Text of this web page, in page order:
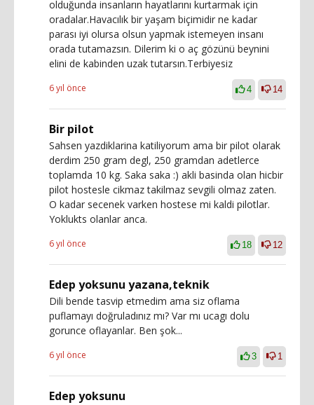
olduğunda insanların hayatlarını kurtarmak için
oradalar.Havacılık bir yaşam biçimidir ne kadar
parası iyi olursa olsun yapmak istemeyen insanı
orada tutamazsın. Dilerim ki o aç gözünü beynini
elini de kabinden uzak tutarsın.Terbiyesiz
6 yıl önce 4 14
Bir pilot
Sahsen yazdiklarina katiliyorum ama bir pilot olarak
derdim 250 gram degl, 250 gramdan adetlerce
toplamda 10 kg. Saka saka :) akli basinda olan hicbir
pilot hostesle cikmaz takilmaz sevgili olmaz zaten.
O kadar secenek varken hostese mi kaldi pilotlar.
Yoklukts olanlar anca.
6 yıl önce 18 12
Edep yoksunu yazana,teknik
Dili bende tasvip etmedim ama siz oflama
puflamayı doğruladınız mı? Var mı ucagı dolu
gorunce oflayanlar. Ben şok...
6 yıl önce 3 1
Edep yoksunu